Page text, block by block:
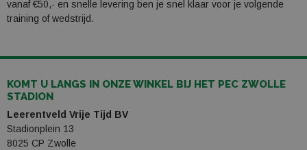
vanaf €50,- en snelle levering ben je snel klaar voor je volgende
training of wedstrijd.
KOMT U LANGS IN ONZE WINKEL BIJ HET PEC ZWOLLE
STADION
Leerentveld Vrije Tijd BV
Stadionplein 13
8025 CP Zwolle